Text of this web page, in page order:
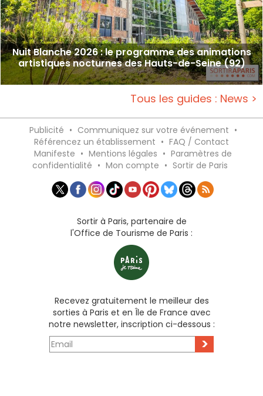
Nuit Blanche 2026 : le programme des animations
artistiques nocturnes des Hauts-de-Seine (92)
Tous les guides : News >
Publicité • Communiquez sur votre événement •
Référencez un établissement • FAQ / Contact
Manifeste • Mentions légales • Paramètres de
confidentialité • Mon compte • Sortir de Paris
Sortir à Paris, partenaire de
l'Office de Tourisme de Paris :
Recevez gratuitement le meilleur des
sorties à Paris et en Île de France avec
notre newsletter, inscription ci-dessous :
>